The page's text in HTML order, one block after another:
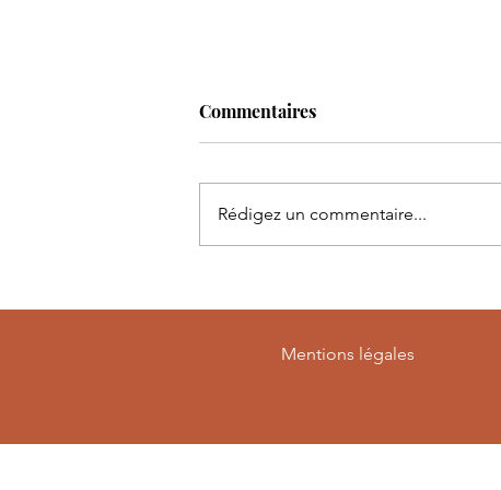
Poupet après une soirée
Commentaires
Rédigez un commentaire...
Mentions légales